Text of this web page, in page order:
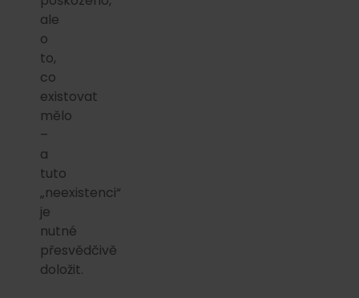
ale
o
to,
co
existovat
mělo
–
a
tuto
„neexistenci“
je
nutné
přesvědčivě
doložit.